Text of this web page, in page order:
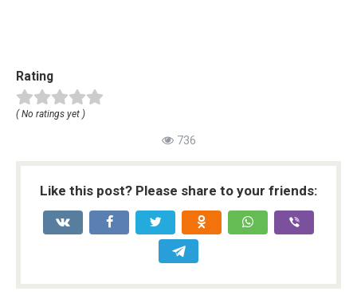
Rating
( No ratings yet )
736
Like this post? Please share to your friends: